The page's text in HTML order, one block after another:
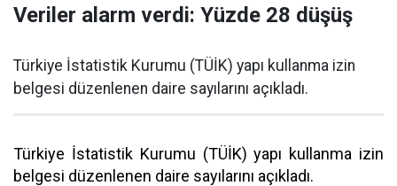
Veriler alarm verdi: Yüzde 28 düşüş
Türkiye İstatistik Kurumu (TÜİK) yapı kullanma izin
belgesi düzenlenen daire sayılarını açıkladı.
Türkiye İstatistik Kurumu (TÜİK) yapı kullanma izin
belgesi düzenlenen daire sayılarını açıkladı.